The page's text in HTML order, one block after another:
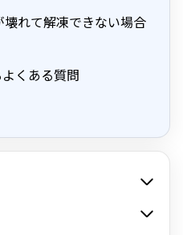
壊れて解凍できない場合
くある質問